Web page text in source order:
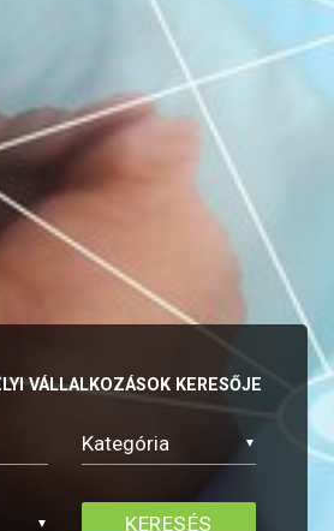
VÁLLALKOZÁSOK KERESŐJE
▼
▼